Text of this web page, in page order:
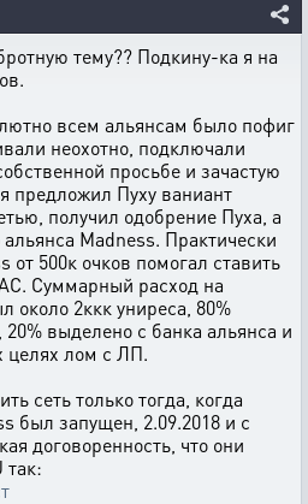
тему?? Подкину-ка я на
всем альянсам было пофиг
неохотно, подключали
просьбе и зачастую
предложил Пуху ваниант
получил одобрение Пуха, а
Madness. Практически
от 500к очков помогал ставить
Суммарный расход на
около 2ккк униреса, 80%
выделено с банка альянса и
целях лом с ЛП.
сеть только тогда, когда
был запущен, 2.09.2018 и с
договоренность, что они
так: